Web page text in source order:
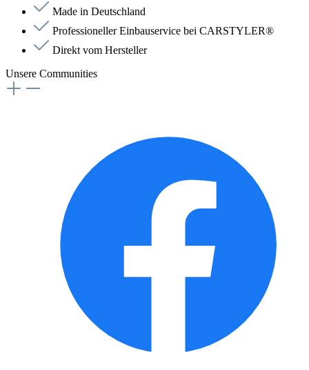
Made in Deutschland
Professioneller Einbauservice bei CARSTYLER®
Direkt vom Hersteller
Unsere Communities